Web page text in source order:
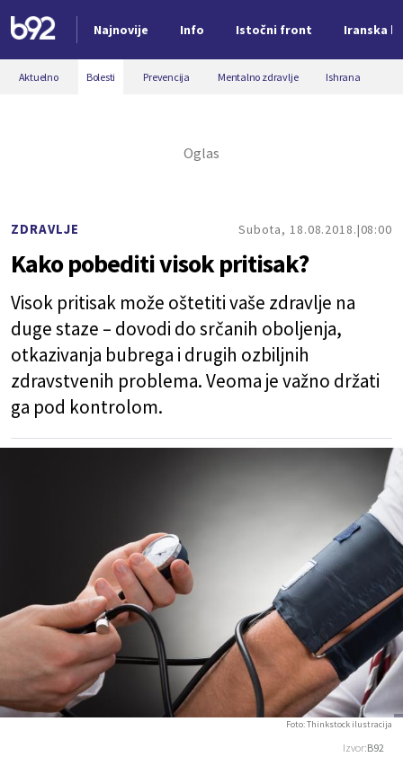
Najnovije Info Istočni front Iranska
Nova vest
Aktuelno Bolesti Prevencija Mentalno zdravlje Ishrana
ZDRAVLJE Subota, 18.08.2018. 08:00
Kako pobediti visok pritisak?
Visok pritisak može oštetiti vaše zdravlje na
duge staze – dovodi do srčanih oboljenja,
otkazivanja bubrega i drugih ozbiljnih
zdravstvenih problema. Veoma je važno držati
ga pod kontrolom.
Izvor:B92
Foto: Thinkstock ilustracija